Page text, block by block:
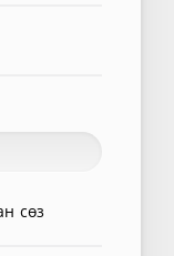
сөз